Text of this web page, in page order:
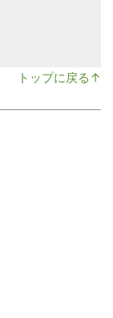
トップに戻る↑